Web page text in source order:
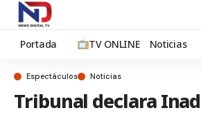
Portada TV ONLINE Noticias
Espectáculos Noticias
Tribunal declara